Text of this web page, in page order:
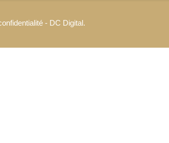
- DC Digital.